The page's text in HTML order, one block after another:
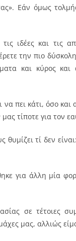
Εάν όμως
ιδέες και τις
την πιο
και κύρος
πει κάτι, όσο
τίποτε για τον
τί δεν είναι:
για άλλη μία
σε τέτοιες
μας, αλλιώς